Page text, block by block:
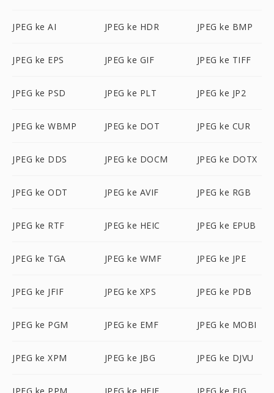
JPEG ke AI JPEG ke HDR JPEG ke BMP
JPEG ke EPS JPEG ke GIF JPEG ke TIFF
JPEG ke PSD JPEG ke PLT JPEG ke JP2
JPEG ke WBMP JPEG ke DOT JPEG ke CUR
JPEG ke DDS JPEG ke DOCM JPEG ke DOTX
JPEG ke ODT JPEG ke AVIF JPEG ke RGB
JPEG ke RTF JPEG ke HEIC JPEG ke EPUB
JPEG ke TGA JPEG ke WMF JPEG ke JPE
JPEG ke JFIF JPEG ke XPS JPEG ke PDB
JPEG ke PGM JPEG ke EMF JPEG ke MOBI
JPEG ke XPM JPEG ke JBG JPEG ke DJVU